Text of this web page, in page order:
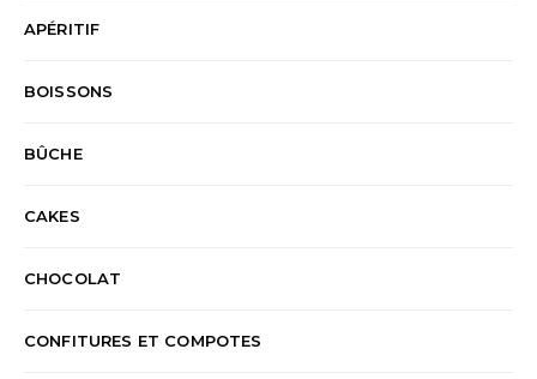
APÉRITIF
BOISSONS
BÛCHE
CAKES
CHOCOLAT
CONFITURES ET COMPOTES